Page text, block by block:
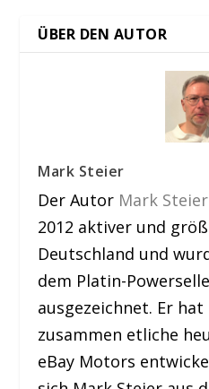
ÜBER DEN AUTOR
Mark Steier
Der Autor Mark Steier
2012 aktiver und
Deutschland und
dem Platin-
ausgezeichnet. Er
zusammen etliche
eBay Motors